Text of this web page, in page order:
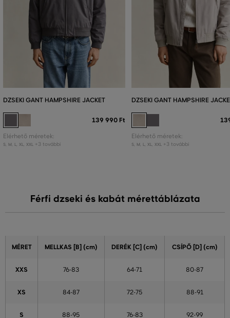
DZSEKI GANT HAMPSHIRE JACKET
139 990 Ft
Elérhető méretek:
S M L XL XXL +3 további
DZSEKI GANT HAMPSHIRE
Elérhető méretek:
S M L XL XXL +3 további
Férfi dzseki és kabát mérettáblázata
MÉRET MELLKAS [B] (cm) DERÉK [C] (cm) CSÍPŐ [D] (cm)
XXS 76-83 64-71 80-87
XS 84-87 72-75 88-91
S 88-95 76-83 92-99